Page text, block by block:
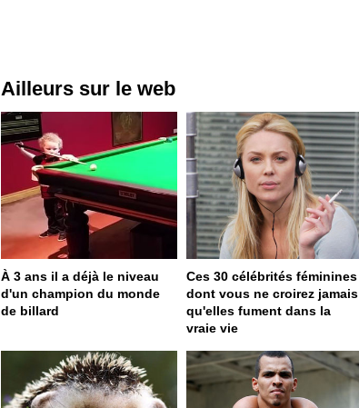
Ailleurs sur le web
À 3 ans il a déjà le niveau
d'un champion du monde
de billard
Ces 30 célébrités féminines
dont vous ne croirez jamais
qu'elles fument dans la
vraie vie